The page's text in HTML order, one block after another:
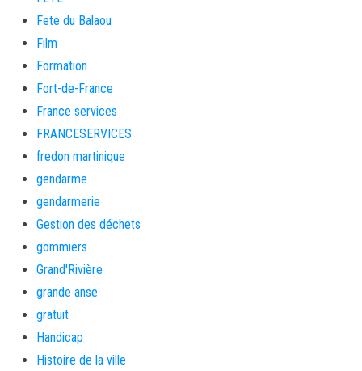
Fete du Balaou
Film
Formation
Fort-de-France
France services
FRANCESERVICES
fredon martinique
gendarme
gendarmerie
Gestion des déchets
gommiers
Grand'Rivière
grande anse
gratuit
Handicap
Histoire de la ville